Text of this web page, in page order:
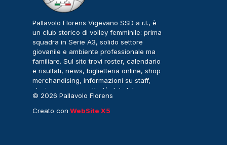
Pallavolo Florens Vigevano SSD a r.l., è
un club storico di volley femminile: prima
squadra in Serie A3, solido settore
giovanile e ambiente professionale ma
familiare. Sul sito trovi roster, calendario
e risultati, news, biglietteria online, shop
merchandising, informazioni su staff,
storia, sponsor e attività del club.
© 2026 Pallavolo Florens
Femminile. Tutti i diritti
Creato con WebSite X5